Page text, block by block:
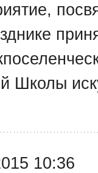
Школы
10:36